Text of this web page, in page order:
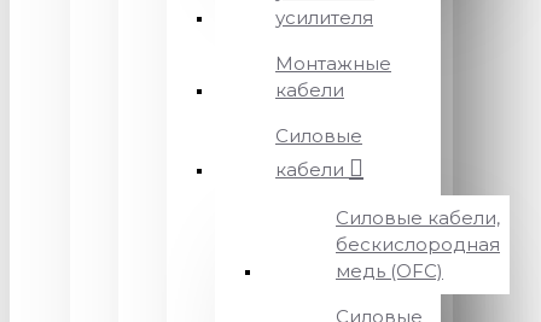
усилителя
Монтажные
кабели
Силовые
кабели
Силовые кабели,
бескислородная
медь (OFC)
Силовые